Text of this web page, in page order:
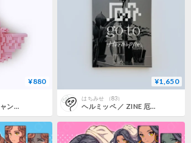
¥880
ヘルミッペ ／ ジャングル髑髏キーホルダー
¥1,650
はちみせ （83）
ヘルミッペ ／ ZINE 厄介 go to